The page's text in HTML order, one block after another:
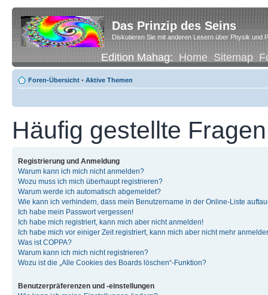
Das Prinzip des Seins
Diskutieren Sie mit anderen Lesern über Physik und
Edition Mahag:Home Sitemap
Foren-Übersicht • Aktive Themen
Häufig gestellte Fragen
Registrierung und Anmeldung
Warum kann ich mich nicht anmelden?
Wozu muss ich mich überhaupt registrieren?
Warum werde ich automatisch abgemeldet?
Wie kann ich verhindern, dass mein Benutzername in der Online-Liste
Ich habe mein Passwort vergessen!
Ich habe mich registriert, kann mich aber nicht anmelden!
Ich habe mich vor einiger Zeit registriert, kann mich aber nicht mehr
Was ist COPPA?
Warum kann ich mich nicht registrieren?
Wozu ist die „Alle Cookies des Boards löschen“-Funktion?
Benutzerpräferenzen und -einstellungen